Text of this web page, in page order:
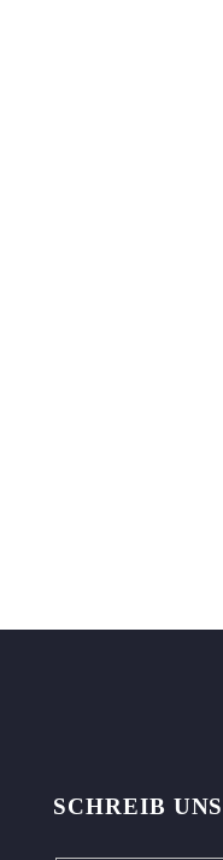
SCHREIB UNS